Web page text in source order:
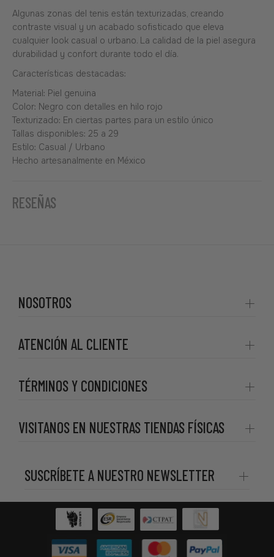
Algunas zonas del tenis están texturizadas, creando
contraste visual y un acabado sofisticado que eleva
cualquier look casual o urbano. La calidad de la piel asegura
durabilidad y confort durante todo el día.
Características destacadas:
Material: Piel genuina
Color: Negro con detalles en hilo rojo
Texturizado: En ciertas partes para un estilo único
Tallas disponibles: 25 a 29
Estilo: Casual / Urbano
Hecho artesanalmente en México
RESEÑAS
SUSCRÍBETE A NUESTRO NEWSLETTER
NOSOTROS
ATENCIÓN AL CLIENTE
TÉRMINOS Y CONDICIONES
VISITANOS EN NUESTRAS TIENDAS FÍSICAS